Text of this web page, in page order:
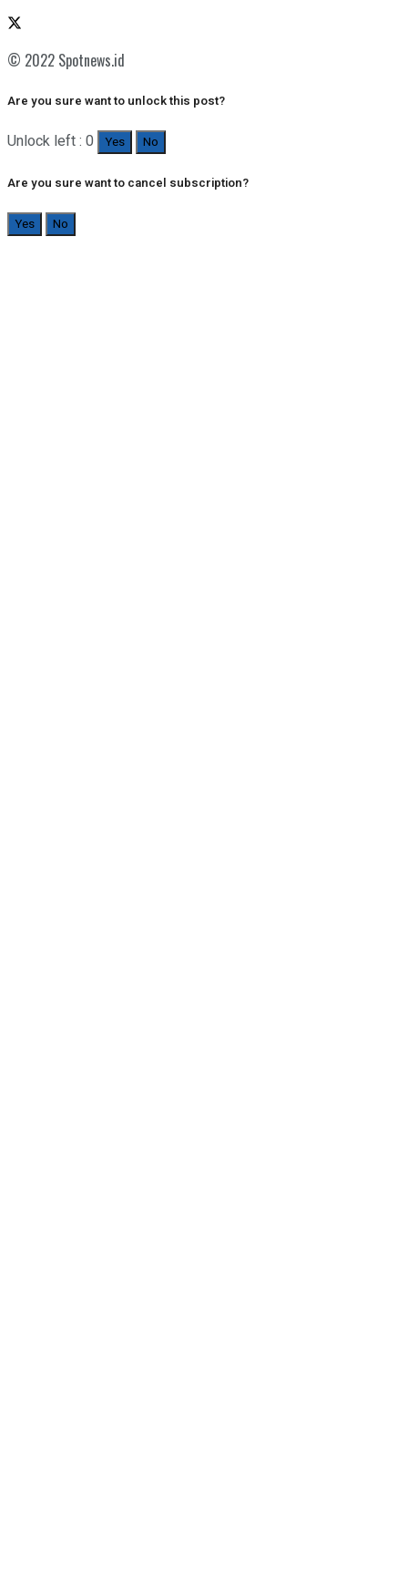
© 2022 Spotnews.id
Are you sure want to unlock this post?
Unlock left : 0 Yes No
Are you sure want to cancel subscription?
Yes No